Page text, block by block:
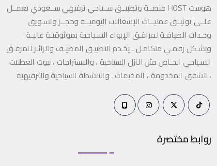
هوست HOST منصــة وتطبيــق ســياحي ترفيهي ســعودي يعمــل
علــى توثيــق عمليــات الإشغالات اليوميــة وحجــز وتسـويق
وحـدات الضيافـة لمرافـق الإيواء السـياحية بموثوقيـة عاليـة
وبشـكل رقمـي متكامـل . يخـدم التطبيـق المضيـف والزائـر للمرفـق
السـياحي الخـاص مثل النزل السياحية ، والاستراحات ، بيوت العطلات
، الشقق المخدومة ، المخيمات . والانشطة السياحية والترفيهية
روابط مختصرة